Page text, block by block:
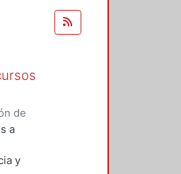
de
a
y